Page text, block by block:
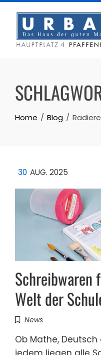
Skip
content
Home Blog
30 AUG. 2025
Schreibwaren
Welt der
News
Ob Mathe,